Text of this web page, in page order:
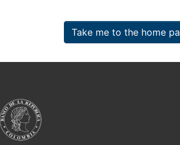
Take me to the home